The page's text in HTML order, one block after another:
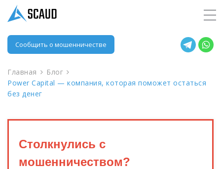
Сообщить о мошенничестве
Главная
Блог
Power Capital — компания, которая поможет остаться
без денег
Столкнулись с
мошенничеством?